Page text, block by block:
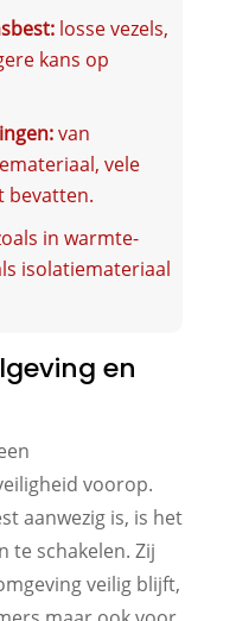
losse vezels,
kans op
van
vele
bevatten.
in warmte-
isolatiemateriaal
en
voorop.
aanwezig is, is het
te schakelen. Zij
veilig blijft,